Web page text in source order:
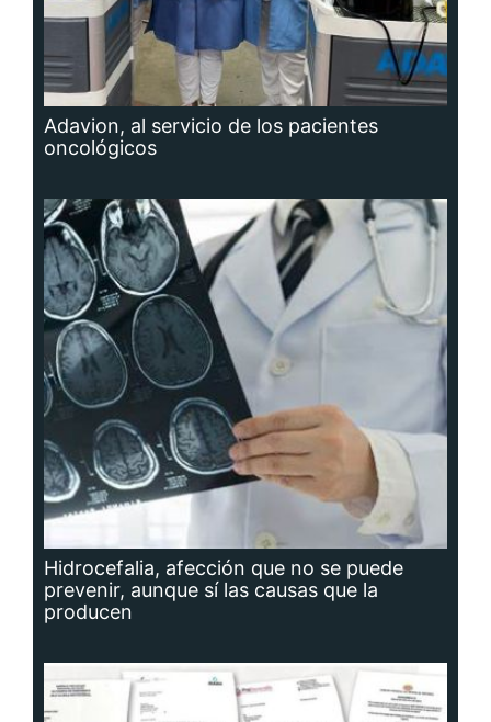
Adavion, al servicio de los pacientes
oncológicos
Hidrocefalia, afección que no se puede
prevenir, aunque sí las causas que la
producen